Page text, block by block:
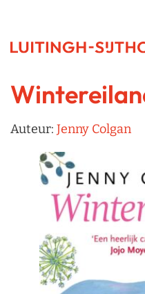
Auteur: Jenny Colgan